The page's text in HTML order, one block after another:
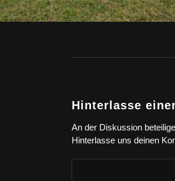
Hinterlasse
An der Diskussion
Hinterlasse uns deinen